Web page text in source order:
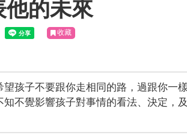
的未來
收藏
孩子不要跟你走相同的路，過跟你一
不覺影響孩子對事情的看法、決定，